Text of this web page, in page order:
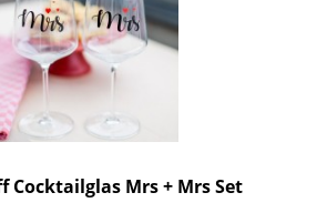
Cocktailglas Mrs + Mrs Set